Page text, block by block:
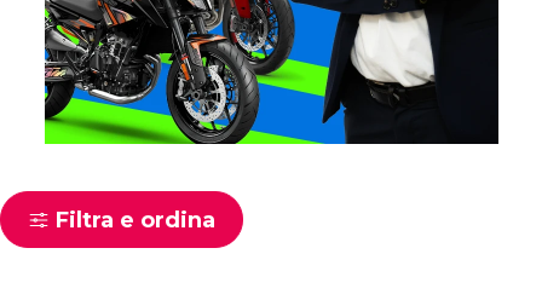
Filtra e ordina